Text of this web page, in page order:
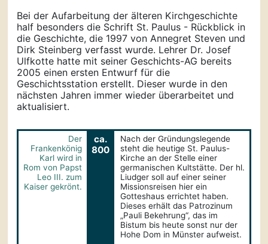
Bei der Aufarbeitung der älteren Kirchgeschichte
half besonders die Schrift St. Paulus - Rückblick in
die Geschichte, die 1997 von Annegret Steven und
Dirk Steinberg verfasst wurde. Lehrer Dr. Josef
Ulfkotte hatte mit seiner Geschichts-AG bereits
2005 einen ersten Entwurf für die
Geschichtsstation erstellt. Dieser wurde in den
nächsten Jahren immer wieder überarbeitet und
aktualisiert.
Der
Frankenkönig
Karl wird in
Rom von Papst
Leo III. zum
Kaiser gekrönt.
ca.
800
Nach der Gründungslegende
steht die heutige St. Paulus-
Kirche an der Stelle einer
germanischen Kultstätte. Der hl.
Liudger soll auf einer seiner
Missionsreisen hier ein
Gotteshaus errichtet haben.
Dieses erhält das Patrozinum
„Pauli Bekehrung“, das im
Bistum bis heute sonst nur der
Hohe Dom in Münster aufweist.